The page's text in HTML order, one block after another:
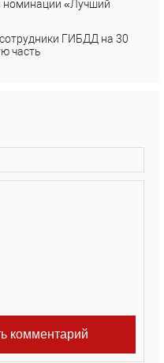
номинации «Лучший
ГИБДД на 30
часть